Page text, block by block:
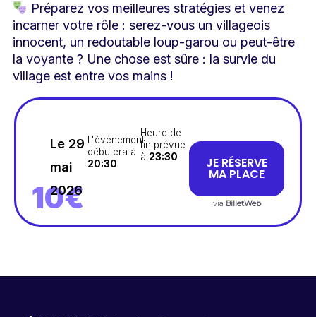
Préparez vos meilleures stratégies et venez
incarner votre rôle : serez-vous un villageois
innocent, un redoutable loup-garou ou peut-être
la voyante ? Une chose est sûre : la survie du
village est entre vos mains !
10€
Le 29
mai
2026
L'événement
débutera à
20:30
Heure de
fin prévue
à 23:30 JE RÉSERVE
MA PLACE
via BilletWeb